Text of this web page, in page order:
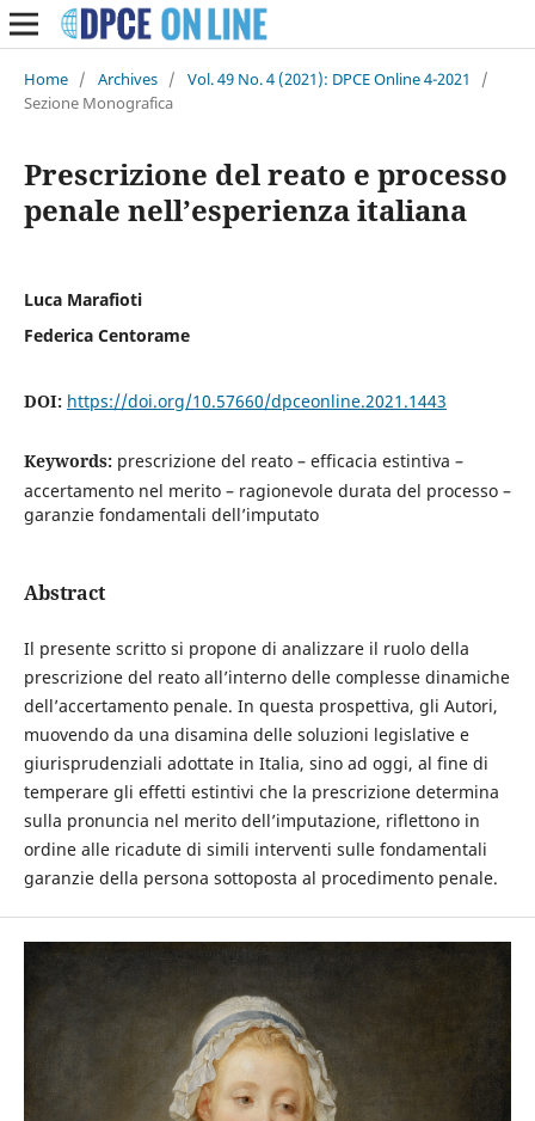
Home / Archives / Vol. 49 No. 4 (2021): DPCE Online 4-2021
/
Sezione Monografica
Prescrizione del reato e processo
penale nell’esperienza italiana
Luca Marafioti
Federica Centorame
DOI: https://doi.org/10.57660/dpceonline.2021.1443
Keywords: prescrizione del reato – efficacia estintiva –
accertamento nel merito – ragionevole durata del processo –
garanzie fondamentali dell’imputato
Abstract
Il presente scritto si propone di analizzare il ruolo della
prescrizione del reato all’interno delle complesse dinamiche
dell’accertamento penale. In questa prospettiva, gli Autori,
muovendo da una disamina delle soluzioni legislative e
giurisprudenziali adottate in Italia, sino ad oggi, al fine di
temperare gli effetti estintivi che la prescrizione determina
sulla pronuncia nel merito dell’imputazione, riflettono in
ordine alle ricadute di simili interventi sulle fondamentali
garanzie della persona sottoposta al procedimento penale.